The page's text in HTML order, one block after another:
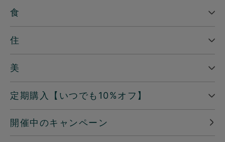
食
住
美
定期購入【いつでも10%オフ】
開催中のキャンペーン